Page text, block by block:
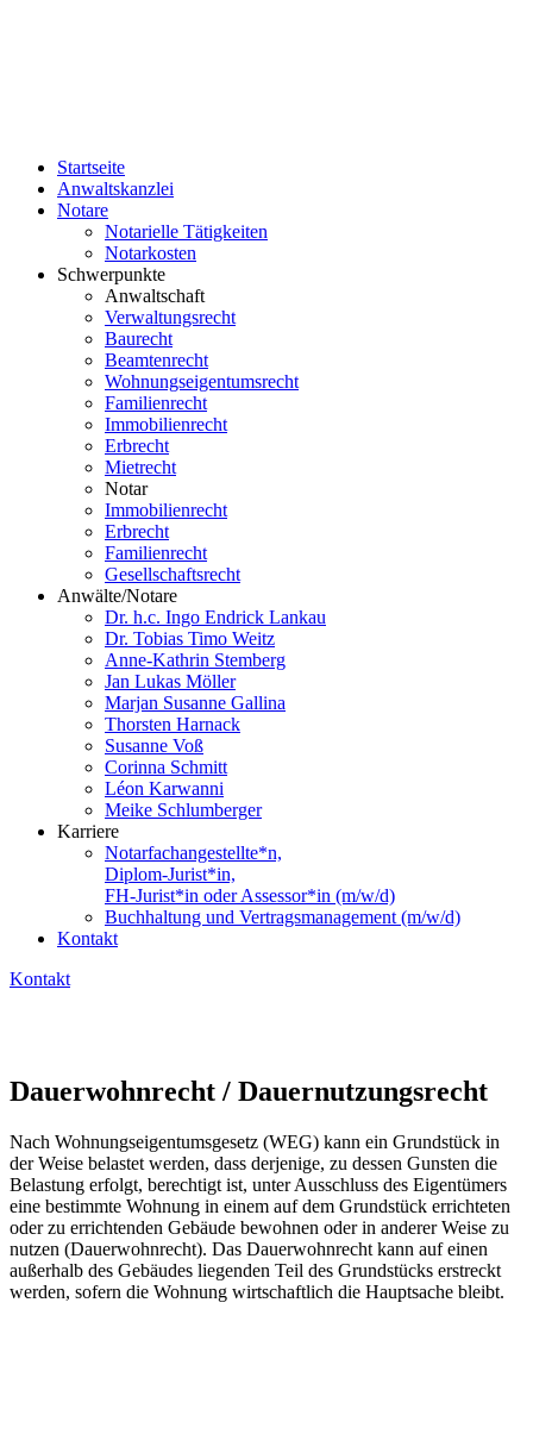
Startseite
Anwaltskanzlei
Notare
Notarielle Tätigkeiten
Notarkosten
Schwerpunkte
Anwaltschaft
Verwaltungsrecht
Baurecht
Beamtenrecht
Wohnungseigentumsrecht
Familienrecht
Immobilienrecht
Erbrecht
Mietrecht
Notar
Immobilienrecht
Erbrecht
Familienrecht
Gesellschaftsrecht
Anwälte/Notare
Dr. h.c. Ingo Endrick Lankau
Dr. Tobias Timo Weitz
Anne-Kathrin Stemberg
Jan Lukas Möller
Marjan Susanne Gallina
Thorsten Harnack
Susanne Voß
Corinna Schmitt
Léon Karwanni
Meike Schlumberger
Karriere
Notarfachangestellte*n,
Diplom-Jurist*in,
FH-Jurist*in oder Assessor*in (m/w/d)
Buchhaltung und Vertragsmanagement (m/w/d)
Kontakt
Kontakt
Dauerwohnrecht / Dauernutzungsrecht
Nach Wohnungseigentumsgesetz (WEG) kann ein Grundstück in
der Weise belastet werden, dass derjenige, zu dessen Gunsten die
Belastung erfolgt, berechtigt ist, unter Ausschluss des Eigentümers
eine bestimmte Wohnung in einem auf dem Grundstück errichteten
oder zu errichtenden Gebäude bewohnen oder in anderer Weise zu
nutzen (Dauerwohnrecht). Das Dauerwohnrecht kann auf einen
außerhalb des Gebäudes liegenden Teil des Grundstücks erstreckt
werden, sofern die Wohnung wirtschaftlich die Hauptsache bleibt.